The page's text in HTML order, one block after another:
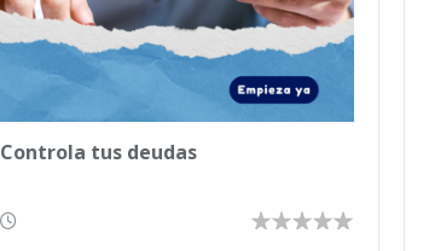
Controla tus deudas